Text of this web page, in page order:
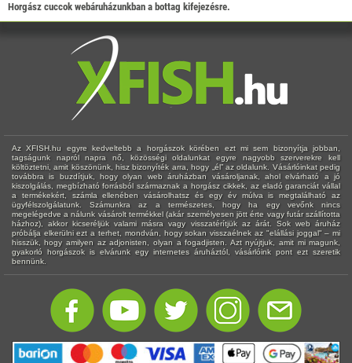
Horgász cuccok webáruházunkban a bottag kifejezésre.
Az XFISH.hu egyre kedveltebb a horgászok körében ezt mi sem bizonyítja jobban,
tagságunk napról napra nő, közösségi oldalunkat egyre nagyobb szerverekre kell
költöztetni, amit köszönünk, hisz bizonyíték arra, hogy „él” az oldalunk. Vásárlóinkat pedig
továbbra is buzdítjuk, hogy olyan web áruházban vásároljanak, ahol elvárható a jó
kiszolgálás, megbízható forrásból származnak a horgász cikkek, az eladó garanciát vállal
a termékekért, számla ellenében vásárolhatsz és egy év múlva is megtalálható az
ügyfélszolgálatunk. Számunkra az a természetes, hogy ha egy vevőnk nincs
megelégedve a nálunk vásárolt termékkel (akár személyesen jött érte vagy futár szállította
házhoz), akkor kicseréljük valami másra vagy visszatérítjük az árát. Sok web áruház
próbálja elkerülni ezt a terhet, mondván, hogy sokan visszaélnek az "elállási joggal" – mi
hisszük, hogy amilyen az adjonisten, olyan a fogadjisten. Azt nyújtjuk, amit mi magunk,
gyakorló horgászok is elvárunk egy internetes áruháztól, vásárlóink pont ezt szeretik
bennünk.